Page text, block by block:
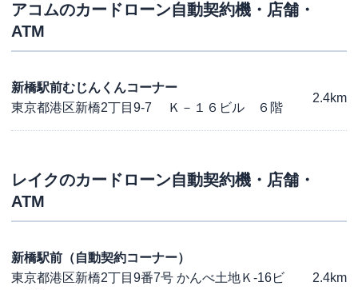
アコムのカードローン自動契約機・店舗・
ATM
新橋駅前むじんくんコーナー
東京都港区新橋2丁目9-7 Ｋ－１６ビル ６階
2.4km
レイクのカードローン自動契約機・店舗・
ATM
新橋駅前（自動契約コーナー）
東京都港区新橋2丁目9番7号 かんべ土地Ｋ-16ビ
2.4km